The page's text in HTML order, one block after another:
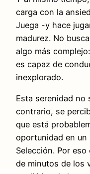
carga con la
Juega -y hace
madurez. No
algo más
es capaz de
inexplorado.
Esta serenidad no
contrario, se
que está
oportunidad en un
Selección. Por
de minutos de los